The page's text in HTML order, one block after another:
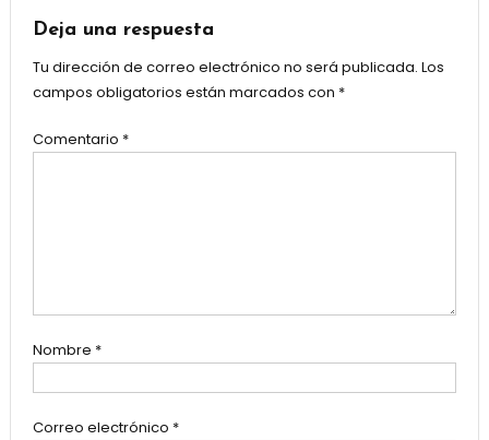
Deja una respuesta
Tu dirección de correo electrónico no será publicada. Los
campos obligatorios están marcados con *
Comentario *
Nombre *
Correo electrónico *